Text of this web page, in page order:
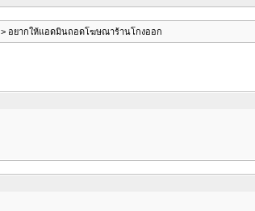
> อยากให้แอดมินถอดโฆษณาร้านโกงออก